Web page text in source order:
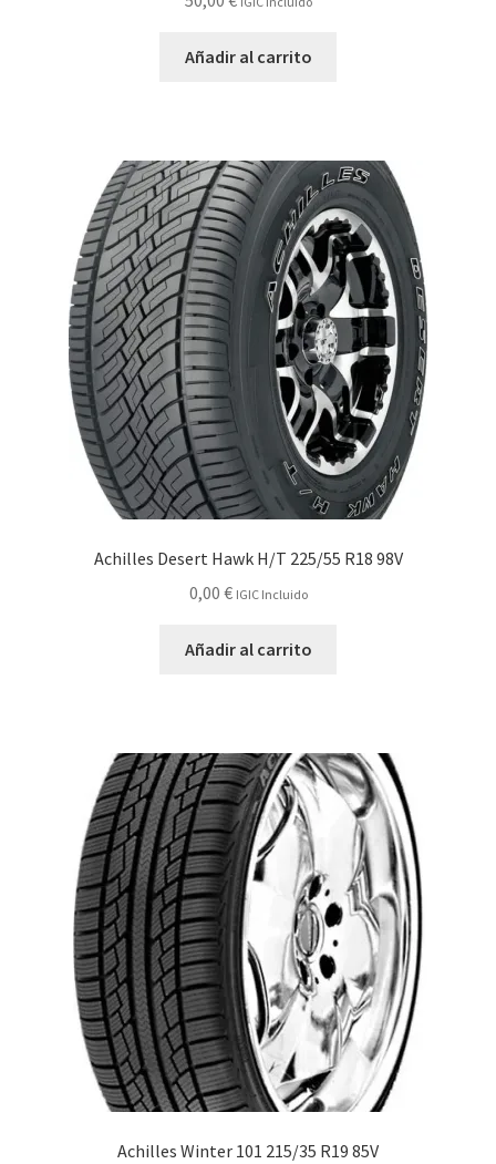
Añadir al carrito
Achilles Desert Hawk H/T 225/55 R18 98V
0,00 € IGIC Incluido
Añadir al carrito
Achilles Winter 101 215/35 R19 85V